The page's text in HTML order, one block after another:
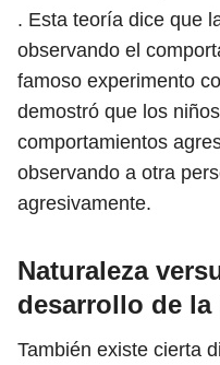
. Esta teoría dice que
observando el
famoso experimento
demostró que los
comportamientos
observando a otra
agresivamente.
Naturaleza
desarrollo de
También existe cierta